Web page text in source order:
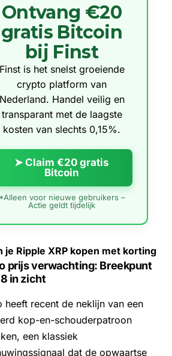
Ontvang €20
gratis Bitcoin
bij Finst
Finst is het snelst groeiende
crypto platform van
Nederland. Handel veilig en
transparant met de laagste
kosten van slechts 0,15%.
➤ Claim €20 gratis
Bitcoin
*Alleen voor nieuwe gebruikers –
Actie geldt tijdelijk
je Ripple XRP kopen met korting
prijs verwachting: Breekpunt
in zicht
heeft recent de neklijn van een
kop-en-schouderpatroon
een klassiek
dat de opwaartse